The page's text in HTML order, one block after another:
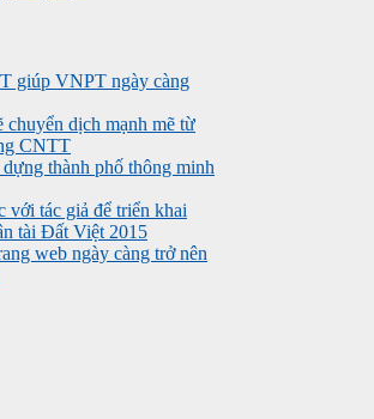
giúp VNPT ngày càng
chuyển dịch mạnh mẽ từ
CNTT
thành phố thông minh
với tác giả để triển khai
tài Đất Việt 2015
web ngày càng trở nên